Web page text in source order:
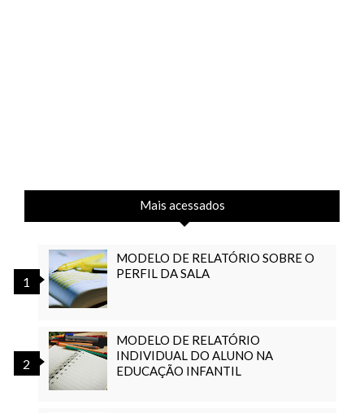
Mais acessados
MODELO DE RELATÓRIO SOBRE O
PERFIL DA SALA
MODELO DE RELATÓRIO
INDIVIDUAL DO ALUNO NA
EDUCAÇÃO INFANTIL